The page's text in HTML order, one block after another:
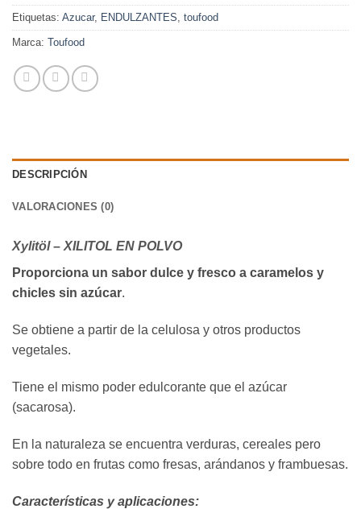
Etiquetas: Azucar, ENDULZANTES, toufood
Marca: Toufood
DESCRIPCIÓN
VALORACIONES (0)
Xylitöl – XILITOL EN POLVO
Proporciona un sabor dulce y fresco a caramelos y
chicles sin azúcar.
Se obtiene a partir de la celulosa y otros productos
vegetales.
Tiene el mismo poder edulcorante que el azúcar
(sacarosa).
En la naturaleza se encuentra verduras, cereales pero
sobre todo en frutas como fresas, arándanos y frambuesas.
Características y aplicaciones: